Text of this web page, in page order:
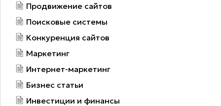
Продвижение сайтов
Поисковые системы
Конкуренция сайтов
Маркетинг
Интернет-маркетинг
Бизнес статьи
Инвестиции и финансы